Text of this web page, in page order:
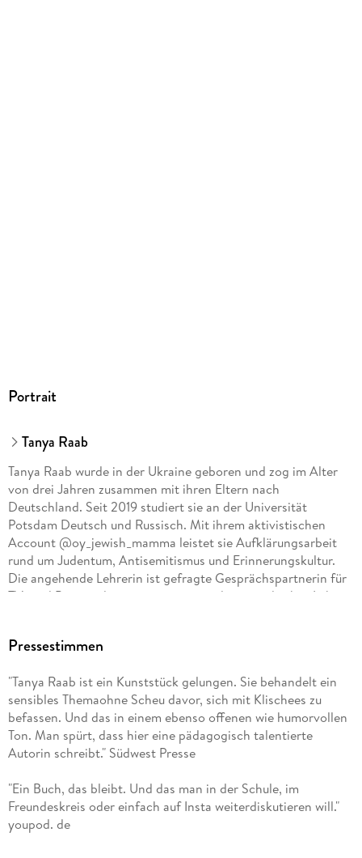
Portrait
Tanya Raab
Tanya Raab wurde in der Ukraine geboren und zog im Alter
von drei Jahren zusammen mit ihren Eltern nach
Deutschland. Seit 2019 studiert sie an der Universität
Potsdam Deutsch und Russisch. Mit ihrem aktivistischen
Account @oy_jewish_mamma leistet sie Aufklärungsarbeit
rund um Judentum, Antisemitismus und Erinnerungskultur.
Die angehende Lehrerin ist gefragte Gesprächspartnerin für
TV- und Printmedien, wenn es um modernes jüdisches Leben
Pressestimmen
"Tanya Raab ist ein Kunststück gelungen. Sie behandelt ein
sensibles Themaohne Scheu davor, sich mit Klischees zu
befassen. Und das in einem ebenso offenen wie humorvollen
Ton. Man spürt, dass hier eine pädagogisch talentierte
Autorin schreibt." Südwest Presse
"Ein Buch, das bleibt. Und das man in der Schule, im
Freundeskreis oder einfach auf Insta weiterdiskutieren will."
youpod. de